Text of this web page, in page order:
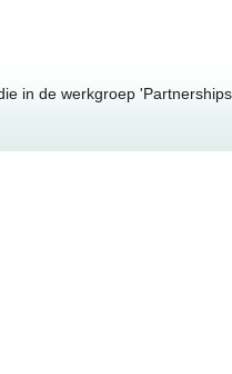
in de werkgroep